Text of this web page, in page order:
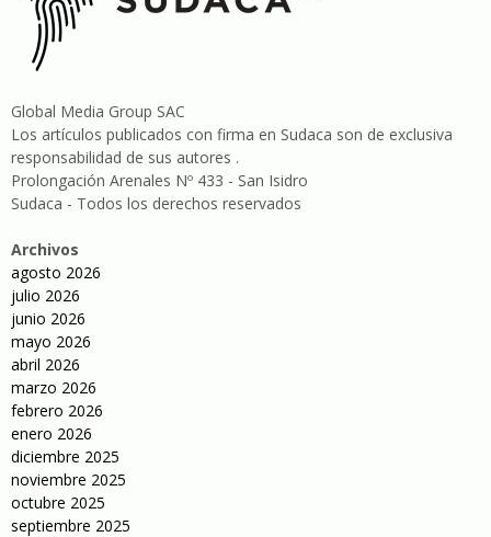
Global Media Group SAC
Los artículos publicados con firma en Sudaca son de exclusiva
responsabilidad de sus autores .
Prolongación Arenales Nº 433 - San Isidro
Sudaca - Todos los derechos reservados
Archivos
agosto 2026
julio 2026
junio 2026
mayo 2026
abril 2026
marzo 2026
febrero 2026
enero 2026
diciembre 2025
noviembre 2025
octubre 2025
septiembre 2025